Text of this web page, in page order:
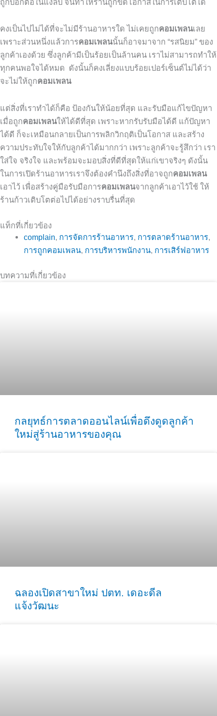
ถูกบอกต่อในแง่ลบ จนทำให้ร้านถูกขัดโอกาสในการเติบโตได้
คงเป็นไปไม่ได้ที่จะไม่มีร้านอาหารใด ไม่เคยถูกคอมเพลนเลย
เพราะส่วนหนึ่งแล้วการคอมเพลนนั้นก็อาจมาจาก “รสนิยม” ของ
ลูกค้าเองด้วย ซึ่งลูกค้ามีเป็นร้อยเป็นล้านคน เราไม่สามารถทำให้
ทุกคนพอใจได้หมด ดังนั้นก็คงเลี่ยงแบบร้อยเปอร์เซ็นต์ไม่ได้ว่า
จะไม่ให้ถูกคอมเพลน
แต่สิ่งที่เราทำได้ก็คือ ป้องกันให้น้อยที่สุด และรับมือแก้ไขปัญหา
เมื่อถูกคอมเพลนให้ได้ดีที่สุด เพราะหากรับรับมือได้ดี แก้ปัญหา
ได้ดี ก็จะเหมือนกลายเป็นการพลิกวิกฤติเป็นโอกาส และสร้าง
ความประทับใจให้กับลูกค้าได้มากกว่า เพราะลูกค้าจะรู้สึกว่า เรา
ใส่ใจ จริงใจ และพร้อมจะมอบสิ่งที่ดีที่สุดให้แก่เขาจริงๆ ดังนั้น
ในการเปิดร้านอาหารเราจึงต้องคำนึงถึงสิ่งที่อาจถูกคอมเพลน
เอาไว้ เพื่อสร้างคู่มือรับมือการคอมเพลนจากลูกค้าเอาไว้ใช้ ให้
ร้านก้าวเติบโตต่อไปได้อย่างราบรื่นที่สุด
แท็กที่เกี่ยวข้อง
complain, การจัดการร้านอาหาร, การตลาดร้านอาหาร,
การถูกคอมเพลน, การบริหารพนักงาน, การเสิร์ฟอาหาร
บทความที่เกี่ยวข้อง
กลยุทธ์การตลาดออนไลน์เพื่อดึงดูดลูกค้า
ใหม่สู่ร้านอาหารของคุณ
ฉลองเปิดสาขาใหม่ ปตท. เดอะดีล
แจ้งวัฒนะ